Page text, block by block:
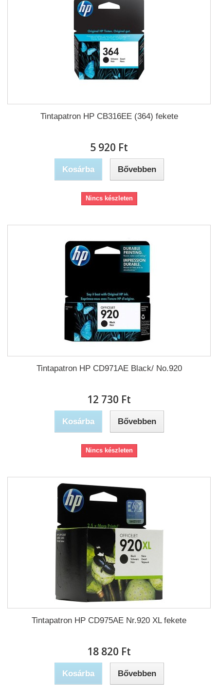
Tintapatron HP CB316EE (364) fekete
5 920 Ft‎
Kosárba Bővebben
Nincs készleten
Tintapatron HP CD971AE Black/ No.920
12 730 Ft‎
Kosárba Bővebben
Nincs készleten
Tintapatron HP CD975AE Nr.920 XL fekete
18 820 Ft‎
Kosárba Bővebben